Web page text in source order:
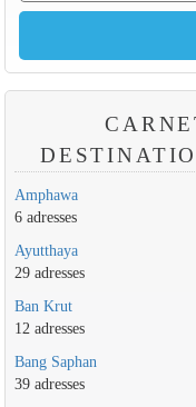
Amphawa
6 adresses
Ayutthaya
29 adresses
Ban Krut
12 adresses
Bang Saphan
39 adresses